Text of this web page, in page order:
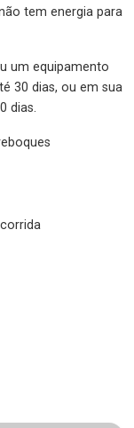
tem energia para
um equipamento
30 dias, ou em sua
dias.